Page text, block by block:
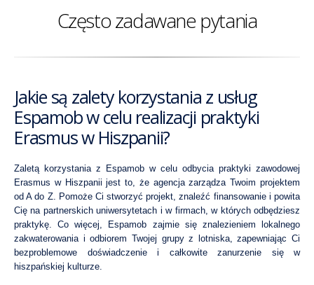
Często zadawane pytania
Jakie są zalety korzystania z usług
Espamob w celu realizacji praktyki
Erasmus w Hiszpanii?
Zaletą korzystania z Espamob w celu odbycia praktyki zawodowej
Erasmus w Hiszpanii jest to, że agencja zarządza Twoim projektem
od A do Z. Pomoże Ci stworzyć projekt, znaleźć finansowanie i powita
Cię na partnerskich uniwersytetach i w firmach, w których odbędziesz
praktykę. Co więcej, Espamob zajmie się znalezieniem lokalnego
zakwaterowania i odbiorem Twojej grupy z lotniska, zapewniając Ci
bezproblemowe doświadczenie i całkowite zanurzenie się w
hiszpańskiej kulturze.